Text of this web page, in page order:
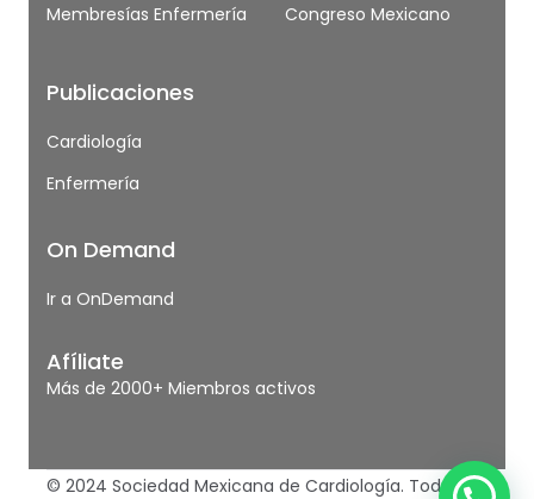
Membresías Enfermería
Publicaciones
Cardiología
Enfermería
Congreso Mexicano
On Demand
Ir a OnDemand
Afíliate
Más de 2000+ Miembros activos
© 2024 Sociedad Mexicana de Cardiología. Todos los